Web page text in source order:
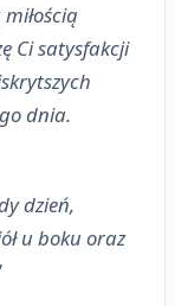
Ci satysfakcji
dnia.
dzień,
u boku oraz